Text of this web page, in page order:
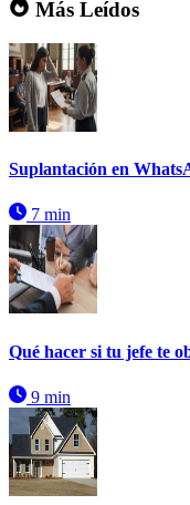
Más Leídos
Suplantación en
7 min
Qué hacer si tu jefe te
9 min